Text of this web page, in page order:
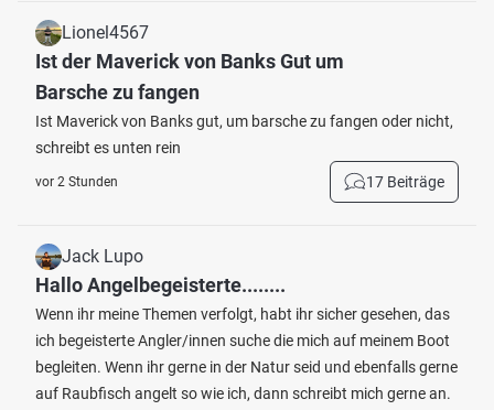
Lionel4567
Ist der Maverick von Banks Gut um
Barsche zu fangen
Ist Maverick von Banks gut, um barsche zu fangen oder nicht,
schreibt es unten rein
vor 2 Stunden 17 Beiträge
Jack Lupo
Hallo Angelbegeisterte........
Wenn ihr meine Themen verfolgt, habt ihr sicher gesehen, das
ich begeisterte Angler/innen suche die mich auf meinem Boot
begleiten. Wenn ihr gerne in der Natur seid und ebenfalls gerne
auf Raubfisch angelt so wie ich, dann schreibt mich gerne an.